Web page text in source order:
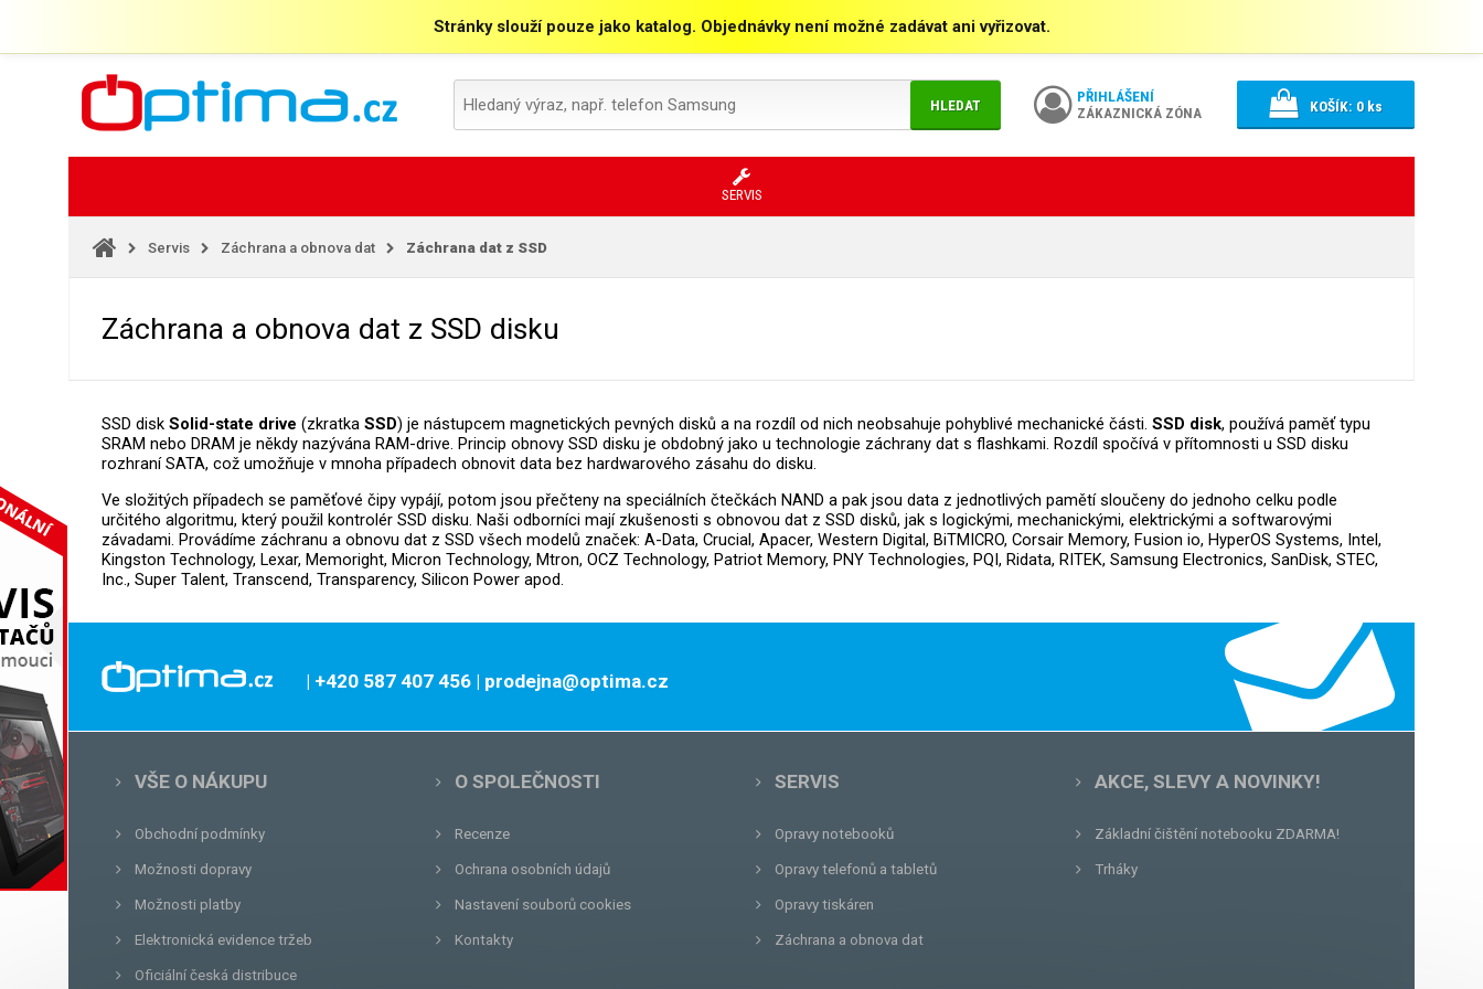
Stránky slouží pouze jako katalog. Objednávky není možné zadávat ani vyřizovat.
HLEDAT
PŘIHLÁŠENÍ
ZÁKAZNICKÁ ZÓNA
KOŠÍK: 0ks
SERVIS
Servis Záchrana a obnova dat Záchrana dat z SSD
Záchrana a obnova dat z SSD disku
SSD disk Solid-state drive (zkratka SSD) je nástupcem magnetických pevných disků a na rozdíl od nich neobsahuje pohyblivé mechanické části. SSD disk, používá paměť typu
SRAM nebo DRAM je někdy nazývána RAM-drive. Princip obnovy SSD disku je obdobný jako u technologie záchrany dat s flashkami. Rozdíl spočívá v přítomnosti u SSD disku
rozhraní SATA, což umožňuje v mnoha případech obnovit data bez hardwarového zásahu do disku.
Ve složitých případech se paměťové čipy vypájí, potom jsou přečteny na speciálních čtečkách NAND a pak jsou data z jednotlivých pamětí sloučeny do jednoho celku podle
určitého algoritmu, který použil kontrolér SSD disku. Naši odborníci mají zkušenosti s obnovou dat z SSD disků, jak s logickými, mechanickými, elektrickými a softwarovými
závadami. Provádíme záchranu a obnovu dat z SSD všech modelů značek: A-Data, Crucial, Apacer, Western Digital, BiTMICRO, Corsair Memory, Fusion io, HyperOS Systems, Intel,
Kingston Technology, Lexar, Memoright, Micron Technology, Mtron, OCZ Technology, Patriot Memory, PNY Technologies, PQI, Ridata, RITEK, Samsung Electronics, SanDisk, STEC,
Inc., Super Talent, Transcend, Transparency, Silicon Power apod.
| +420 587 407 456 | prodejna@optima.cz
VŠE O NÁKUPU
Obchodní podmínky
Možnosti dopravy
Možnosti platby
Elektronická evidence tržeb
Oficiální česká distribuce
O SPOLEČNOSTI
Recenze
Ochrana osobních údajů
Nastavení souborů cookies
Kontakty
SERVIS
Opravy notebooků
Opravy telefonů a tabletů
Opravy tiskáren
Záchrana a obnova dat
AKCE, SLEVY A NOVINKY!
Základní čištění notebooku ZDARMA!
Trháky